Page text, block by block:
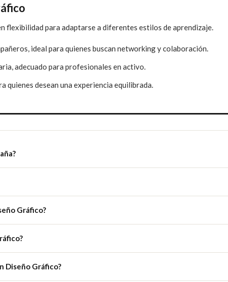
flexibilidad para adaptarse a diferentes estilos de aprendizaje.
ideal para quienes buscan networking y colaboración.
adecuado para profesionales en activo.
quienes desean una experiencia equilibrada.
Gráfico?
Diseño Gráfico?